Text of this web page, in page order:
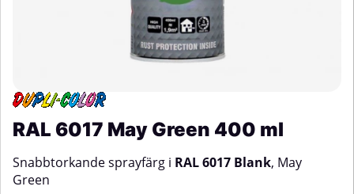
RAL 6017 May Green 400 ml
Snabbtorkande sprayfärg i RAL 6017 Blank, May
Green